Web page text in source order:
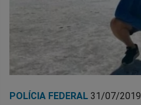
POLÍCIA FEDERAL 31/07/2019